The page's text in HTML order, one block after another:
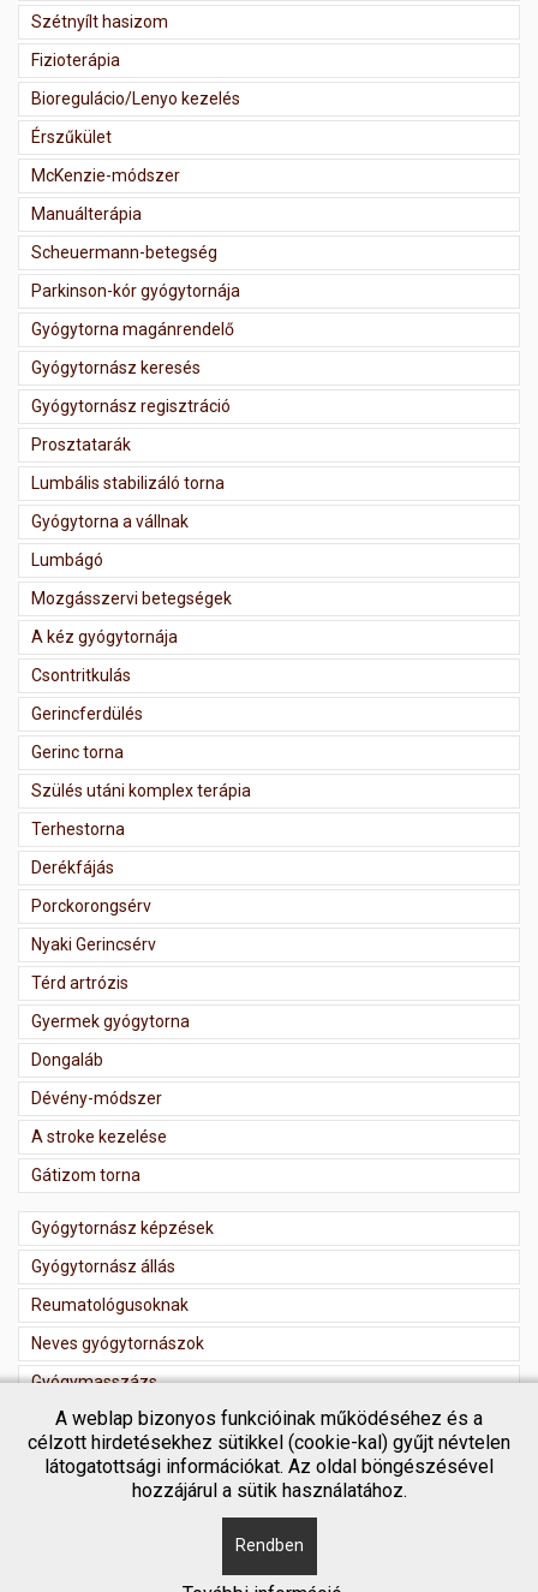
Szétnyílt hasizom
Fizioterápia
Bioregulácio/Lenyo kezelés
Érszűkület
McKenzie-módszer
Manuálterápia
Scheuermann-betegség
Parkinson-kór gyógytornája
Gyógytorna magánrendelő
Gyógytornász keresés
Gyógytornász regisztráció
Prosztatarák
Lumbális stabilizáló torna
Gyógytorna a vállnak
Lumbágó
Mozgásszervi betegségek
A kéz gyógytornája
Csontritkulás
Gerincferdülés
Gerinc torna
Szülés utáni komplex terápia
Terhestorna
Derékfájás
Porckorongsérv
Nyaki Gerincsérv
Térd artrózis
Gyermek gyógytorna
Dongaláb
Dévény-módszer
A stroke kezelése
Gátizom torna
Gyógytornász képzések
Gyógytornász állás
Reumatológusoknak
Neves gyógytornászok
Gyógymasszázs
Masszőr regisztráció
Copyright © 2018 Gyógytornász kereső
A weblap bizonyos funkcióinak működéséhez és a
célzott hirdetésekhez sütikkel (cookie-kal) gyűjt névtelen
látogatottsági információkat. Az oldal böngészésével
hozzájárul a sütik használatához.
Rendben